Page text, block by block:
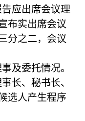
告应出席会议理
布实出席会议
分之二，会议
及委托情况。
长、秘书长、
选人产生程序